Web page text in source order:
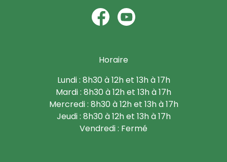
Horaire
Lundi : 8h30 à 12h et 13h à 17h
Mardi : 8h30 à 12h et 13h à 17h
Mercredi : 8h30 à 12h et 13h à 17h
Jeudi : 8h30 à 12h et 13h à 17h
Vendredi : Fermé